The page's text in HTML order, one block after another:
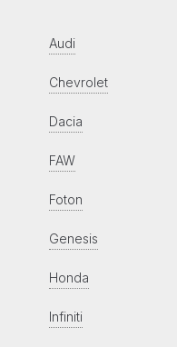
Audi
Chevrolet
Dacia
FAW
Foton
Genesis
Honda
Infiniti